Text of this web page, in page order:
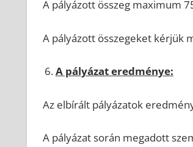
A pályázott összeg maximum
A pályázott összegeket kérjük
A pályázat eredménye:
Az elbírált pályázatok
A pályázat során megadott